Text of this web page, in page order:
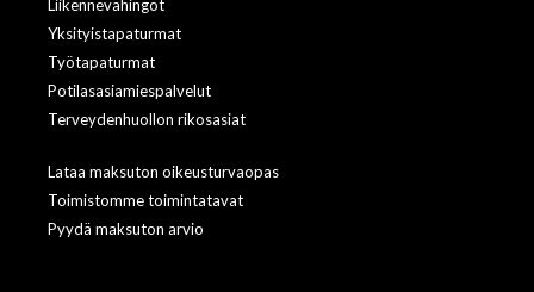
Liikennevahingot
Yksityistapaturmat
Työtapaturmat
Potilasasiamiespalvelut
Terveydenhuollon rikosasiat
Lataa maksuton oikeusturvaopas
Toimistomme toimintatavat
Pyydä maksuton arvio